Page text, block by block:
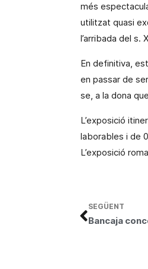
més
utilitzat quasi
l’arribada del s.
En definitiva,
en passar de
se, a la dona
L’exposició
laborables i de
L’exposició
SEGÜENT